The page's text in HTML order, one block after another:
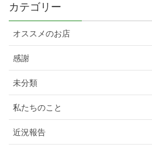
カテゴリー
オススメのお店
感謝
未分類
私たちのこと
近況報告